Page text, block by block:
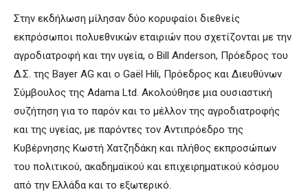
Στην εκδήλωση μίλησαν δύο κορυφαίοι διεθνείς
εκπρόσωποι πολυεθνικών εταιριών που σχετίζονται με την
αγροδιατροφή και την υγεία, ο Bill Anderson, Πρόεδρος του
Δ.Σ. της Bayer AG και ο Gaël Hili, Πρόεδρος και Διευθύνων
Σύμβουλος της Adama Ltd. Ακολούθησε μια ουσιαστική
συζήτηση για το παρόν και το μέλλον της αγροδιατροφής
και της υγείας, με παρόντες τον Αντιπρόεδρο της
Κυβέρνησης Κωστή Χατζηδάκη και πλήθος εκπροσώπων
του πολιτικού, ακαδημαϊκού και επιχειρηματικού κόσμου
από την Ελλάδα και το εξωτερικό.